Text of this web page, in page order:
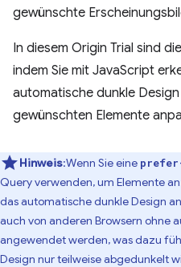
gewünschte
In diesem Origin Trial sind
indem Sie mit JavaScript
automatische dunkle
gewünschten Elemente
Hinweis:Wenn Sie eine
Query verwenden, um Elemente
das automatische dunkle Design
auch von anderen Browsern ohne
angewendet werden, was dazu
Design nur teilweise abgedunkelt